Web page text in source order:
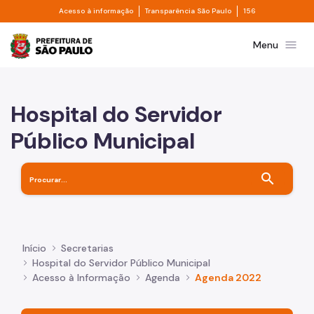
Pular para o Conteúdo principal
Acesso à informação Divisor de acesso à informação
Transparência São Paulo Divisor de
156
Prefeitura de São PauloMenu menu
Hospital do Servidor
Público Municipal
search
Início
Secretarias
Hospital do Servidor Público Municipal
Acesso à Informação
Agenda Agenda 2022